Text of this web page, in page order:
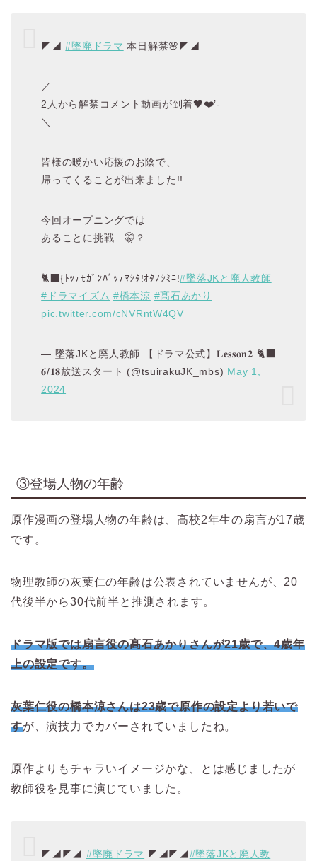
◤◢#墜廃ドラマ 本日解禁🌸◤◢
／
2人から解禁コメント動画が到着🖤❤️’-
＼
皆様の暖かい応援のお陰で、
帰ってくることが出来ました!!
今回オープニングでは
あることに挑戦…🤫？
🐈‍⬛{ﾄｯﾃﾓｶﾞﾝﾊﾞｯﾃﾏｼﾀ!ｵﾀﾉｼﾐﾆ!#墜落JKと廃人教師
#ドラマイズム #橋本涼 #髙石あかり
pic.twitter.com/cNVRntW4QV
— 墜落JKと廃人教師 【ドラマ公式】𝐋𝐞𝐬𝐬𝐨𝐧𝟐 🐈‍⬛
𝟔/𝟏𝟖放送スタート (@tsuirakuJK_mbs) May 1,
2024
③登場人物の年齢
原作漫画の登場人物の年齢は、高校2年生の扇言が17歳
です。
物理教師の灰葉仁の年齢は公表されていませんが、20
代後半から30代前半と推測されます。
ドラマ版では扇言役の髙石あかりさんが21歳で、4歳年
上の設定です。
灰葉仁役の橋本涼さんは23歳で原作の設定より若いで
すが、演技力でカバーされていましたね。
原作よりもチャラいイメージかな、とは感じましたが
教師役を見事に演じていました。
◤◢◤◢ #墜廃ドラマ ◤◢◤◢#墜落JKと廃人教